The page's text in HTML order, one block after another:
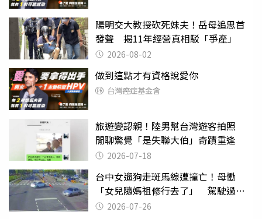
陽明交大教授砍死妹夫！岳母追思首
發聲 揭11年經營真相駁「爭產」
2026-08-02
做到這點才有資格說愛你
台灣癌症基金會
旅遊變認親！陸男幫台灣遊客拍照
閒聊驚覺「是失聯大伯」奇蹟重逢
2026-07-18
台中女遛狗走斑馬線遭撞亡！母慟
「女兒隨媽祖修行去了」 駕駛過失
致死判9月
2026-07-26